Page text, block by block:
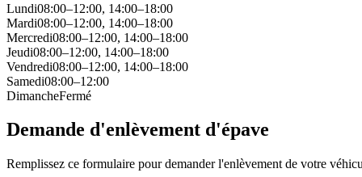
Lundi08:00–12:00, 14:00–18:00
Mardi08:00–12:00, 14:00–18:00
Mercredi08:00–12:00, 14:00–18:00
Jeudi08:00–12:00, 14:00–18:00
Vendredi08:00–12:00, 14:00–18:00
Samedi08:00–12:00
DimancheFermé
Demande d'enlèvement d'épave
Remplissez ce formulaire pour demander l'enlèvement de votre